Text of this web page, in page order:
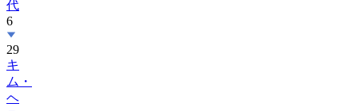
29
キ
ム・
ヘ
ユ
ン